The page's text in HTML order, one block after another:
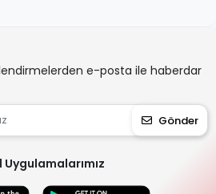
e-posta ile haberdar
Gönder
Uygulamalarımız